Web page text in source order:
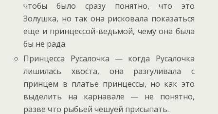
чтобы было сразу понятно, что это
Золушка, но так она рисковала показаться
еще и принцессой-ведьмой, чему она была
бы не рада.
Принцесса Русалочка — когда Русалочка
лишилась хвоста, она разгуливала с
принцем в платье принцессы, но как это
выделить на карнавале — не понятно,
разве что рыбьей чешуей присыпать.